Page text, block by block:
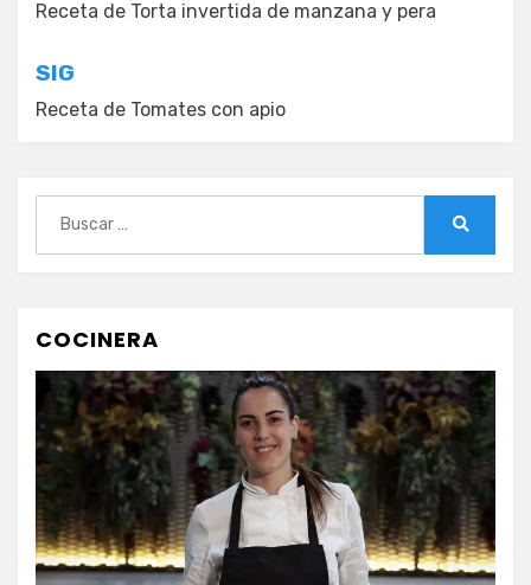
de
entradas
Receta de Torta invertida de manzana y pera
SIG
Receta de Tomates con apio
COCINERA